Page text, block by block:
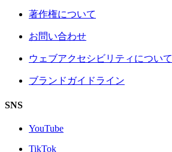
著作権について
お問い合わせ
ウェブアクセシビリティについて
ブランドガイドライン
SNS
YouTube
TikTok